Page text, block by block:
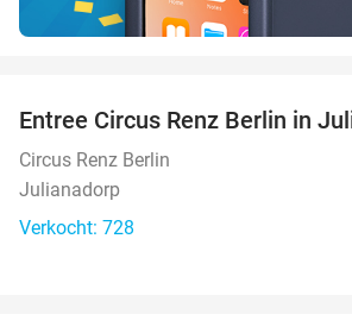
Entree Circus Renz Berlin in
Circus Renz Berlin
Julianadorp
Verkocht: 728